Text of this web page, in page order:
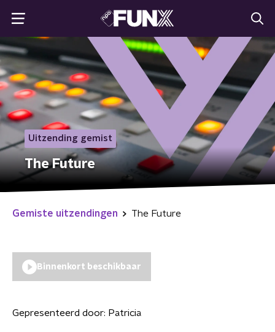
Uitzending gemist
The Future
Gemiste uitzendingen The Future
Binnenkort beschikbaar
Gepresenteerd door: Patricia